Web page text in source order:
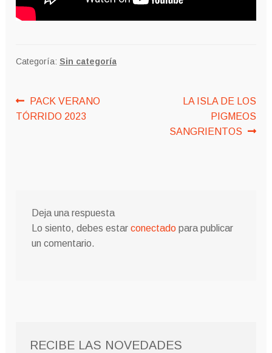
Categoría: Sin categoría
Navegación
de
Anterior:
PACK VERANO
TÓRRIDO 2023
Siguiente:
LA ISLA DE LOS
PIGMEOS
SANGRIENTOS
Deja una respuesta
Lo siento, debes estar conectadopara publicar
un comentario.
RECIBE LAS NOVEDADES